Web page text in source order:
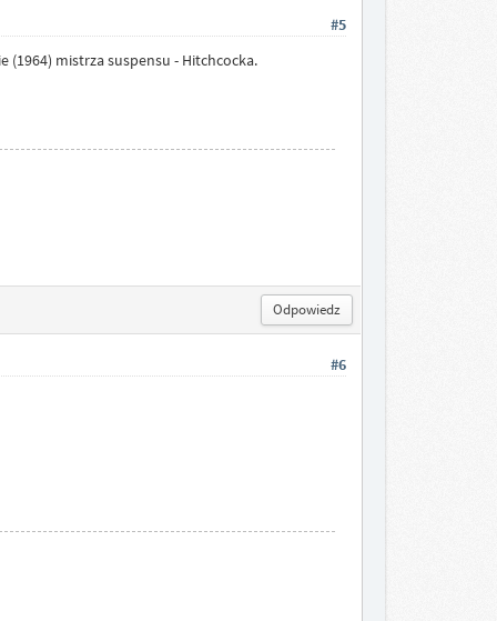
#5
(1964) mistrza suspensu - Hitchcocka.
Odpowiedz
#6